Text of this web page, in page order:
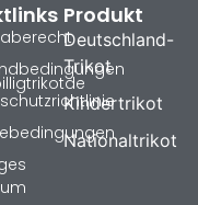
Produkt
Deutschland-
Trikot
Kindertrikot
Nationaltrikot